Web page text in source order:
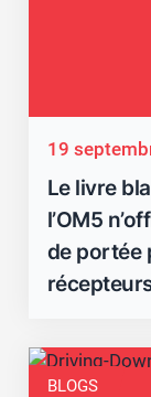
19
Le livre
l’OM5
de portée
BLOGS